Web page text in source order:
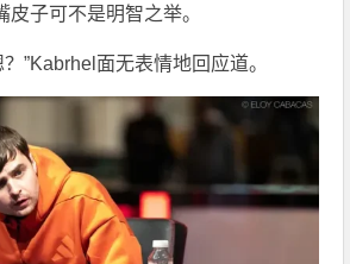
皮子可不是明智之举。
”Kabrhel面无表情地回应道。